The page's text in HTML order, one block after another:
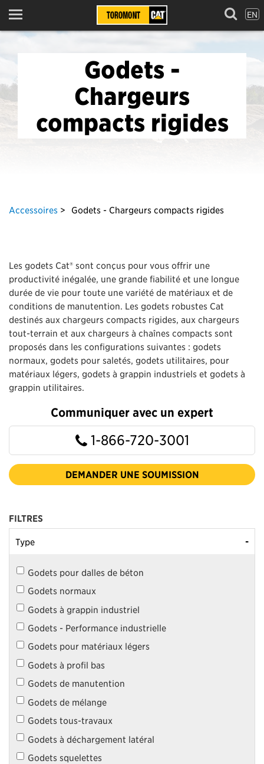
Menu EN
Godets -
Chargeurs
compacts rigides
Accessoires Godets - Chargeurs compacts rigides
Les godets Cat® sont conçus pour vous offrir une
productivité inégalée, une grande fiabilité et une longue
durée de vie pour toute une variété de matériaux et de
conditions de manutention. Les godets robustes Cat
destinés aux chargeurs compacts rigides, aux chargeurs
tout-terrain et aux chargeurs à chaînes compacts sont
proposés dans les configurations suivantes : godets
normaux, godets pour saletés, godets utilitaires, pour
matériaux légers, godets à grappin industriels et godets à
grappin utilitaires.
Communiquer avec un expert
1-866-720-3001
DEMANDER UNE SOUMISSION
FILTRES
Type -
Godets pour dalles de béton
Godets normaux
Godets à grappin industriel
Godets - Performance industrielle
Godets pour matériaux légers
Godets à profil bas
Godets de manutention
Godets de mélange
Godets tous-travaux
Godets à déchargement latéral
Godets squelettes